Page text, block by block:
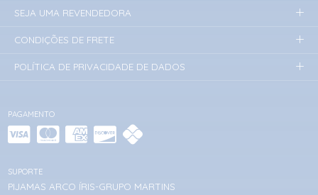
PAGAMENTO
SUPORTE
PIJAMAS ARCO ÍRIS-GRUPO MARTINS
SEJA UMA REVENDEDORA
CONDIÇÕES DE FRETE
POLÍTICA DE PRIVACIDADE DE DADOS